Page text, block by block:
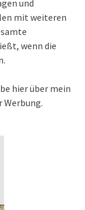
und
mit weiteren
wenn die
hier über mein
Werbung.